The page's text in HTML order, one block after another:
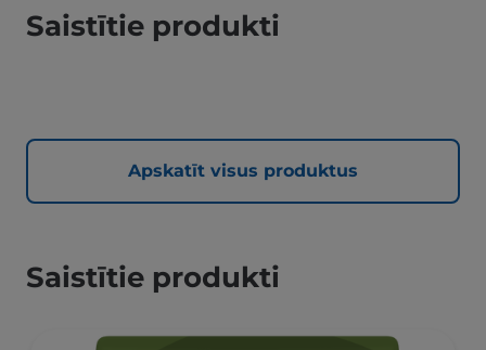
Saistītie produkti
Apskatīt visus produktus
Saistītie produkti